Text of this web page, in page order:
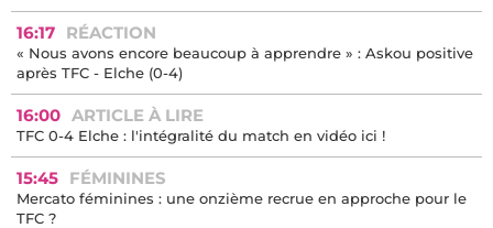
16:17 RÉACTION
« Nous avons encore beaucoup à apprendre » : Askou positive
après TFC - Elche (0-4)
16:00 ARTICLE À LIRE
TFC 0-4 Elche : l'intégralité du match en vidéo ici !
15:45 FÉMININES
Mercato féminines : une onzième recrue en approche pour le
TFC ?